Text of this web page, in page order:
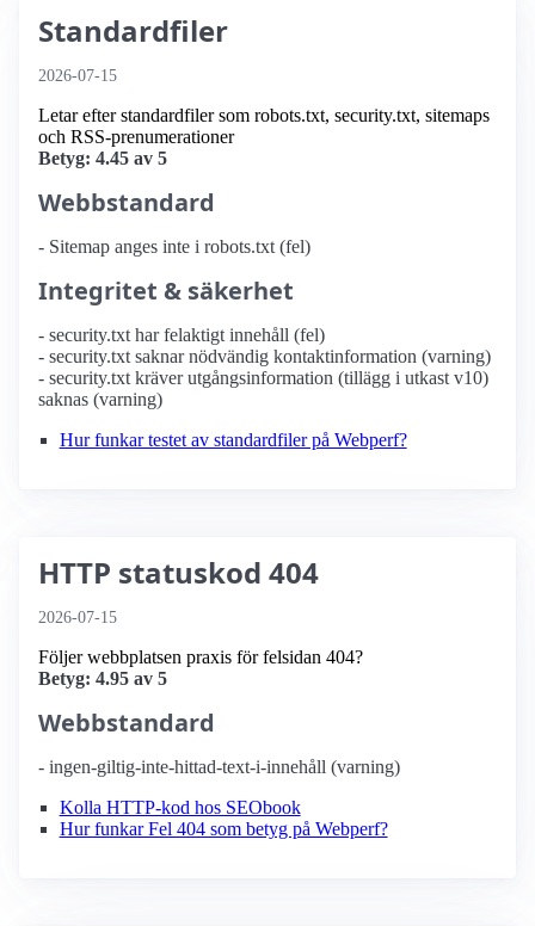
Standardfiler
2026-07-15
Letar efter standardfiler som robots.txt, security.txt, sitemaps
och RSS-prenumerationer
Betyg: 4.45 av 5
Webbstandard
- Sitemap anges inte i robots.txt (fel)
Integritet & säkerhet
- security.txt har felaktigt innehåll (fel)
- security.txt saknar nödvändig kontaktinformation (varning)
- security.txt kräver utgångsinformation (tillägg i utkast v10)
saknas (varning)
Hur funkar testet av standardfiler på Webperf?
HTTP statuskod 404
2026-07-15
Följer webbplatsen praxis för felsidan 404?
Betyg: 4.95 av 5
Webbstandard
- ingen-giltig-inte-hittad-text-i-innehåll (varning)
Kolla HTTP-kod hos SEObook
Hur funkar Fel 404 som betyg på Webperf?